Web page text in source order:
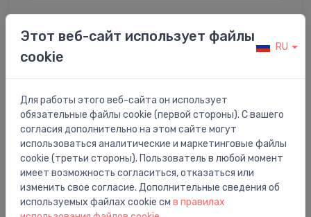
Поделиться:
Описание товара
salvešu kaste Hammam, dark grey
Этот веб-сайт использует файлы
cookie
RU
Для работы этого веб-сайта он использует
обязательные файлы cookie (первой стороны). С вашего
согласия дополнительно на этом сайте могут
использоваться аналитические и маркетинговые файлы
cookie (третьи стороны). Пользователь в любой момент
имеет возможность согласиться, отказаться или
изменить свое согласие. Дополнительные сведения об
используемых файлах cookie см в правилах